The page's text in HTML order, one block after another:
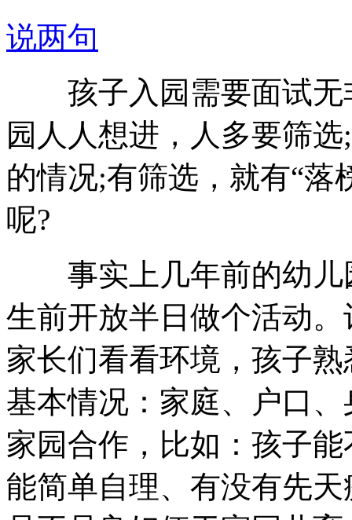
说两句
孩子入园需要面试无
园人人想进，人多要筛
的情况;有筛选，就有“落
呢?
事实上几年前的幼儿
生前开放半日做个活动
家长们看看环境，孩子
基本情况：家庭、户口
家园合作，比如：孩子
能简单自理、有没有先